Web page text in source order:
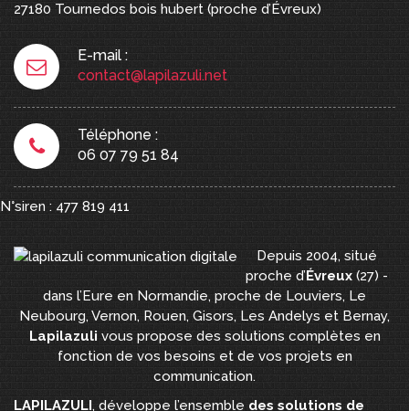
27180 Tournedos bois hubert (proche d’Évreux)
E-mail :
contact@lapilazuli.net
Téléphone :
06 07 79 51 84
N°siren : 477 819 411
Depuis 2004, situé
proche d’Évreux(27) -
dans l’Eure en Normandie, proche de Louviers, Le
Neubourg, Vernon, Rouen, Gisors, Les Andelys et Bernay,
Lapilazuli vous propose des solutions complètes en
fonction de vos besoins et de vos projets en
communication.
LAPILAZULI, développe l’ensemble des solutions de